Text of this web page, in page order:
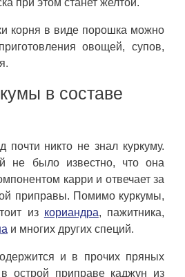
корня в виде порошка можно
овощей, супов,
в составе
почти никто не знал куркуму.
не было известно, что она
карри и отвечает за
приправы. Помимо куркумы,
из кориандра, пажитника,
и многих других специй.
и в прочих пряных
острой приправе каджун из